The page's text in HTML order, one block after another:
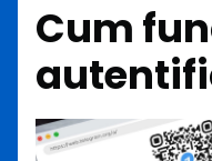
Cum